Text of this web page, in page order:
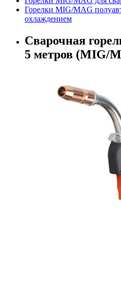
Горелки MIG/MAG
охлаждением
Сварочная
5 метров (MIG/